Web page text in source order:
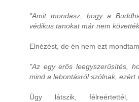
"Amit mondasz, hogy a
védikus tanokat már nem
Elnézést, de én nem ezt mondtam.
"Az egy erős leegyszerűsítés,
mind a lebontásról szólnak, ezért
Úgy látszik,